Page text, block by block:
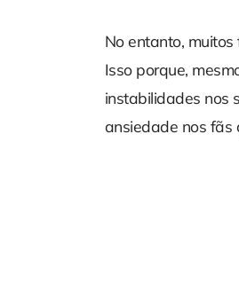
No entanto,
Isso porque,
instabilidades nos
ansiedade nos fãs